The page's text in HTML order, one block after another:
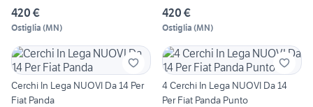
420 €
Ostiglia (MN)
420 €
Ostiglia (MN)
Cerchi In Lega NUOVI Da 14 Per
Fiat Panda
4 Cerchi In Lega NUOVI Da 14
Per Fiat Panda Punto